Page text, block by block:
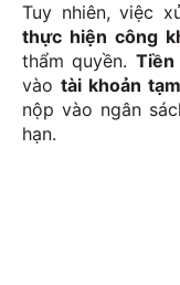
Tuy nhiên, việc
thực hiện công
thẩm quyền. Tiền
vào tài khoản
nộp vào ngân
hạn.